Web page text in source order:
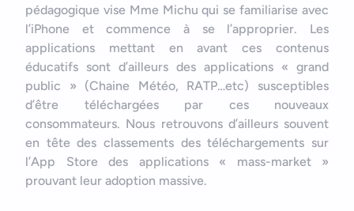
pédagogique vise Mme Michu qui se familiarise avec
l’iPhone et commence à se l’approprier. Les
applications mettant en avant ces contenus
éducatifs sont d’ailleurs des applications « grand
public » (Chaine Météo, RATP…etc) susceptibles
d’être téléchargées par ces nouveaux
consommateurs. Nous retrouvons d’ailleurs souvent
en tête des classements des téléchargements sur
l’App Store des applications « mass-market »
prouvant leur adoption massive.​